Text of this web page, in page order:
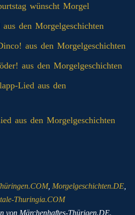
wünscht Morgel
den Morgelgeschichten
aus den Morgelgeschichten
aus den Morgelgeschichten
aus den
aus den Morgelgeschichten
, Morgelgeschichten.DE,
Thuringia.COM
von Märchenhaftes-Thürigen.DE.